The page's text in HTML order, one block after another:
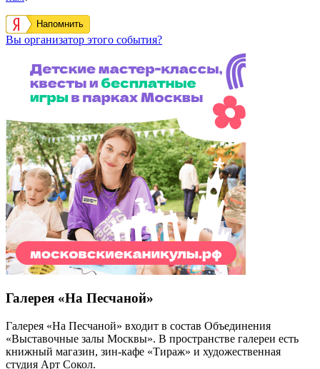
Напомнить
Вы организатор этого события?
Галерея «На Песчаной»
Галерея «На Песчаной» входит в состав Объединения
«Выставочные залы Москвы». В пространстве галереи есть
книжный магазин, зин-кафе «Тираж» и художественная
студия Арт Сокол.